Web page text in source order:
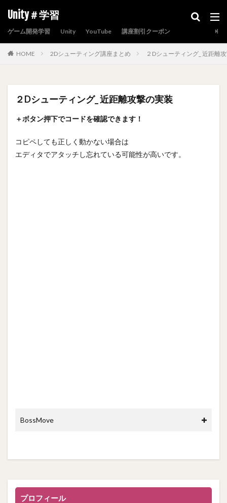
Unity＃学習
ゲーム開発学習 Unity YouTube 講座割引クーポン
HOME 2Dシューティング講座まとめ ２Dシューティング_ 近距離
２Dシューティング_ 近距離攻撃の実装
＋ボタン押下でコードを確認できます！
コピペしても正しく動かない場合は
エディタでアタッチし忘れている可能性が高いです。
BossMove
プロフィール